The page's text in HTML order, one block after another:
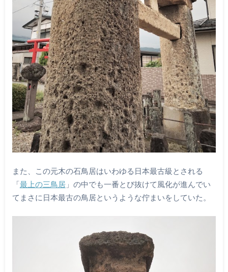
また、この元木の石鳥居はいわゆる日本最古級とされる
「最上の三鳥居」の中でも一番とび抜けて風化が進んでい
てまさに日本最古の鳥居というような佇まいをしていた。